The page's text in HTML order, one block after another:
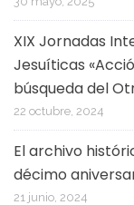
XIX Jornadas
Jesuíticas
búsqueda del
22 octubre, 2024
El archivo
décimo
21 junio, 2024